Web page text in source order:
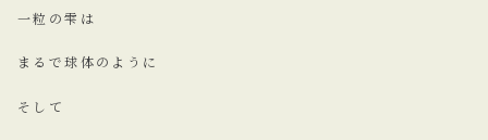
一粒の雫は
まるで球体のように
そして